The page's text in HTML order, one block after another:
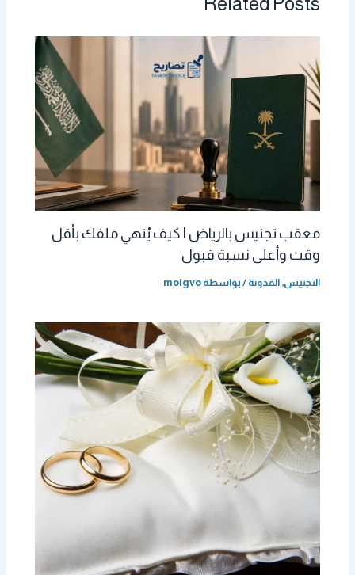
Related Posts
معقب تجنيس بالرياض | كيف يُنهي ملفك بأقل
وقت وأعلى نسبة قبول
التجنيس,المدونة / بواسطة moigvo